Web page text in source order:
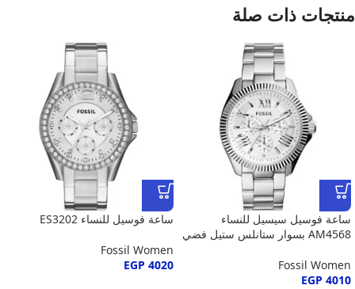
منتجات ذات صلة
ساعة فوسيل سيسيل للنساء
AM4568 بسوار ستانلس ستيل فضي
Fossil Women
EGP 4010
ساعة فوسيل للنساء ES3202
Fossil Women
EGP 4020